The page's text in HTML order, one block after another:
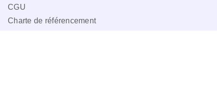
CGU
Charte de référencement